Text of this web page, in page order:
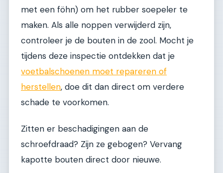
met een föhn) om het rubber soepeler te
maken. Als alle noppen verwijderd zijn,
controleer je de bouten in de zool. Mocht je
tijdens deze inspectie ontdekken dat je
voetbalschoenen moet repareren of
herstellen, doe dit dan direct om verdere
schade te voorkomen.
Zitten er beschadigingen aan de
schroefdraad? Zijn ze gebogen? Vervang
kapotte bouten direct door nieuwe.